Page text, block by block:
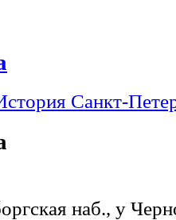
Санкт-
наб., у